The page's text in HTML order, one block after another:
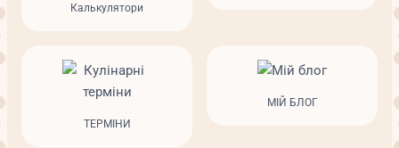
Калькулятори
ТЕРМІНИ
МІЙ БЛОГ